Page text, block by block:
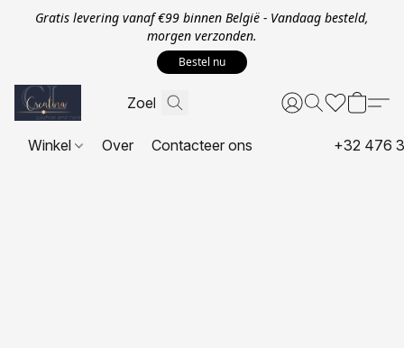
Gratis levering vanaf €99 binnen België - Vandaag besteld,
morgen verzonden.
Bestel nu
Winkel Over Contacteer ons +32 476